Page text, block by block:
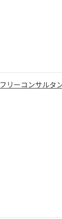
フリーコンサルタ